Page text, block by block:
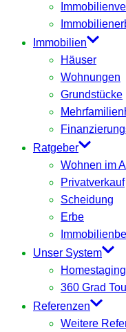
Immobilien
Häuser
Wohnungen
Grundstücke
Ratgeber
Wohnen im
Privatverkauf
Scheidung
Erbe
Unser System
Homestaging
360 Grad
Referenzen
Weitere